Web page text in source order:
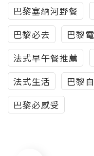
巴黎塞納河野餐
巴黎必去
巴黎
法式早午餐推薦
法式生活
巴黎
巴黎必感受